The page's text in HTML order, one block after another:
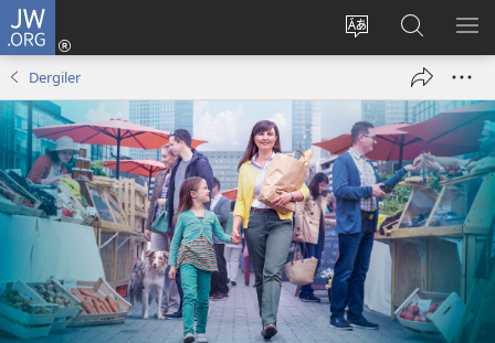
JW.ORG
Site
değiştir
Oturum
Aç
açar)
Sitede
Ara
Dergiler